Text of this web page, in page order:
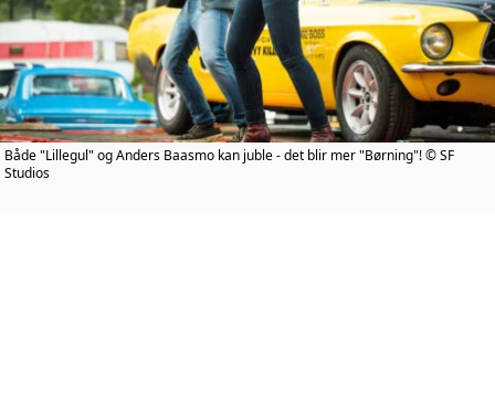
Både "Lillegul" og Anders Baasmo kan juble - det blir mer "Børning"! © SF
Studios